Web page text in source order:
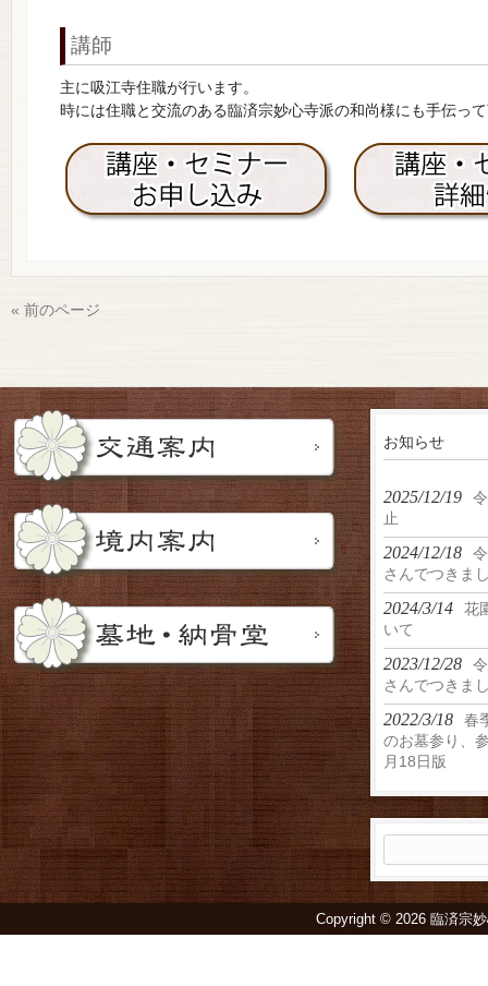
講師
主に吸江寺住職が行います。
時には住職と交流のある臨済宗妙心寺派の和尚様にも手伝っ
« 前のページ
お知らせ
2025/12/19
止
2024/12/18
さんでつきま
2024/3/14
花
いて
2023/12/28
さんでつき
2022/3/18
春
のお墓参り、
月18日版
索:
Copyright © 2026 臨済宗